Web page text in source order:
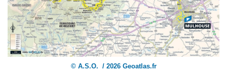
© A.S.O. / 2026 Geoatlas.fr